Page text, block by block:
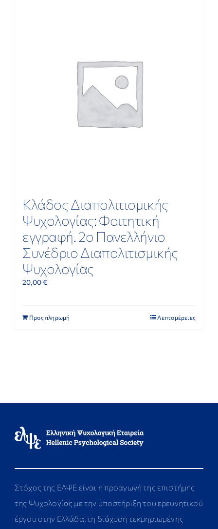
Κλάδος Διαπολιτισμικής
Ψυχολογίας: Φοιτητική
εγγραφή. 2ο Πανελλήνιο
Συνέδριο Διαπολιτισμικής
Ψυχολογίας
20,00€
Προς πληρωμή Λεπτομέρειες
Στόχος της ΕΛΨΕ είναι η προαγωγή της επιστήμης
της Ψυχολογίας με την υποστήριξη του ερευνητικού
έργου στην Ελλάδα, τη διάχυση τεκμηριωμένης